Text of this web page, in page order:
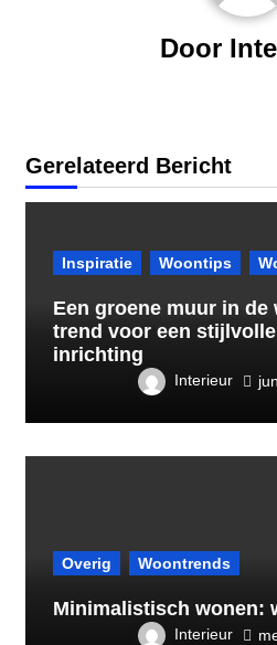
Door
Gerelateerd Bericht
Inspiratie Woontips
Een groene muur in de
trend voor een
inrichting
Interieur
Overig Woontrends
Minimalistisch wonen:
Interieur